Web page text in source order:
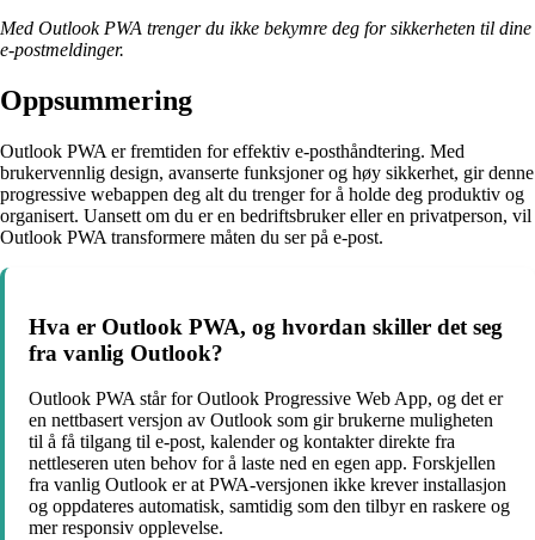
Med Outlook PWA trenger du ikke bekymre deg for sikkerheten til dine
e-postmeldinger.
Oppsummering
Outlook PWA er fremtiden for effektiv e-posthåndtering. Med
brukervennlig design, avanserte funksjoner og høy sikkerhet, gir denne
progressive webappen deg alt du trenger for å holde deg produktiv og
organisert. Uansett om du er en bedriftsbruker eller en privatperson, vil
Outlook PWA transformere måten du ser på e-post.
Hva er Outlook PWA, og hvordan skiller det seg
fra vanlig Outlook?
Outlook PWA står for Outlook Progressive Web App, og det er
en nettbasert versjon av Outlook som gir brukerne muligheten
til å få tilgang til e-post, kalender og kontakter direkte fra
nettleseren uten behov for å laste ned en egen app. Forskjellen
fra vanlig Outlook er at PWA-versjonen ikke krever installasjon
og oppdateres automatisk, samtidig som den tilbyr en raskere og
mer responsiv opplevelse.